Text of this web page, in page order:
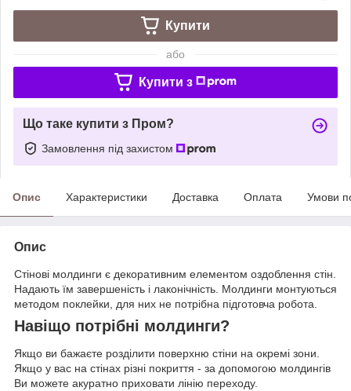
Купити
або
Купити з
Що таке купити з Пром?
Замовлення під захистом
Опис Характеристики Доставка Оплата Умови
Опис
Стінові молдинги є декоративним елементом оздоблення стін.
Надають їм завершеність і лаконічність. Молдинги монтуються
методом поклейки, для них не потрібна підготовча робота.
Навіщо потрібні молдинги?
Якщо ви бажаєте розділити поверхню стіни на окремі зони.
Якщо у вас на стінах різні покриття - за допомогою молдингів
Ви можете акуратно приховати лінію переходу.